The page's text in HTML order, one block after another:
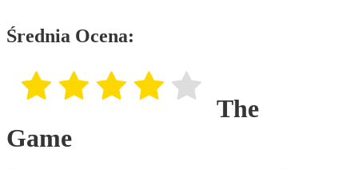
Średnia Ocena:
The
Game